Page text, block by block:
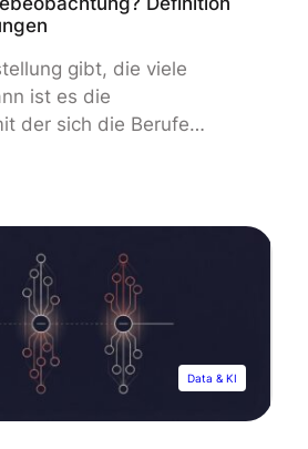
gibt, die viele
ist es die
der sich die Berufe
zu verfolgen, die
ist es, was man als
bezeichnet. In
wir auf die Definition und
Data & KI